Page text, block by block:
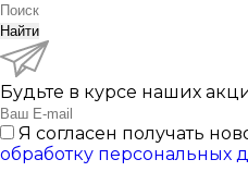
Найти
Будьте в курсе наших
Я согласен получать
обработку персональных